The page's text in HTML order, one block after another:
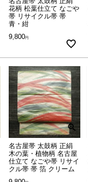
花柄 松葉仕立て なごや
帯 リサイクル帯 帯
青・紺
9,800
名古屋帯 太鼓柄 正絹
木の葉・植物柄 名古屋
仕立て なごや帯 リサイ
クル帯 帯 箔 クリーム